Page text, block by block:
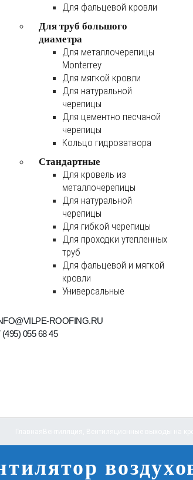
Для фальцевой кровли
Для труб большого
диаметра
Для металлочерепицы
Monterrey
Для мягкой кровли
Для натуральной
черепицы
Для цементно песчаной
черепицы
Кольцо гидрозатвора
Стандартные
Для кровель из
металлочерепицы
Для натуральной
черепицы
Для гибкой черепицы
Для проходки утепленных
труб
Для фальцевой и мягкой
кровли
Универсальные
ROOFING.RU
(495) 055 68 45